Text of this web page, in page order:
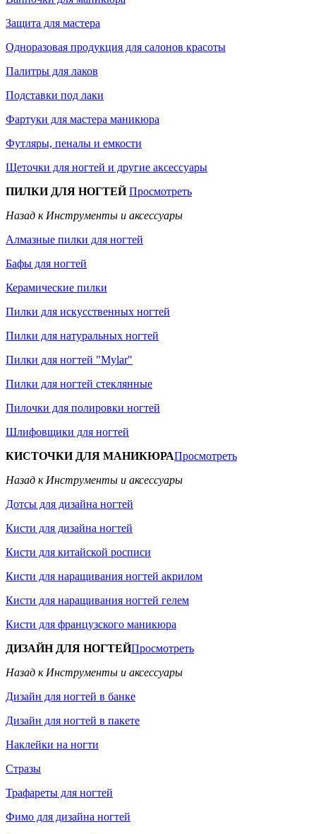
Защита для мастера
Одноразовая продукция для салонов красоты
Палитры для лаков
Подставки под лаки
Фартуки для мастера маникюра
Футляры, пеналы и емкости
Щеточки для ногтей и другие аксессуары
ПИЛКИ ДЛЯ НОГТЕЙПросмотреть
Назад к Инструменты и аксессуары
Алмазные пилки для ногтей
Бафы для ногтей
Керамические пилки
Пилки для искусственных ногтей
Пилки для натуральных ногтей
Пилки для ногтей "Mylar"
Пилки для ногтей стеклянные
Пилочки для полировки ногтей
Шлифовщики для ногтей
КИСТОЧКИ ДЛЯ МАНИКЮРАПросмотреть
Назад к Инструменты и аксессуары
Дотсы для дизайна ногтей
Кисти для дизайна ногтей
Кисти для китайской росписи
Кисти для наращивания ногтей акрилом
Кисти для наращивания ногтей гелем
Кисти для французского маникюра
ДИЗАЙН ДЛЯ НОГТЕЙПросмотреть
Назад к Инструменты и аксессуары
Дизайн для ногтей в банке
Дизайн для ногтей в пакете
Наклейки на ногти
Стразы
Трафареты для ногтей
Фимо для дизайна ногтей